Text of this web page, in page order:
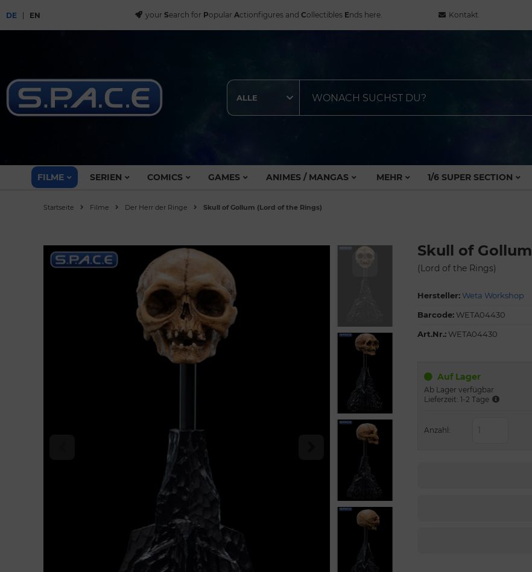
DE EN your Search for Popular Actionfigures and Collectibles Ends here. Kontakt
ALLE
FILME SERIEN COMICS GAMES ANIMES / MANGAS MEHR 1/6 SUPER SECTION
Startseite Filme Der Herr der Ringe Skull of Gollum (Lord of the Rings)
Skull of Gollum
(Lord of the Rings)
Hersteller: Weta Workshop
Barcode: WETA04430
Art.Nr.: WETA04430
Auf Lager
Ab Lager verfügbar
Lieferzeit: 1-2 Tage
Anzahl: